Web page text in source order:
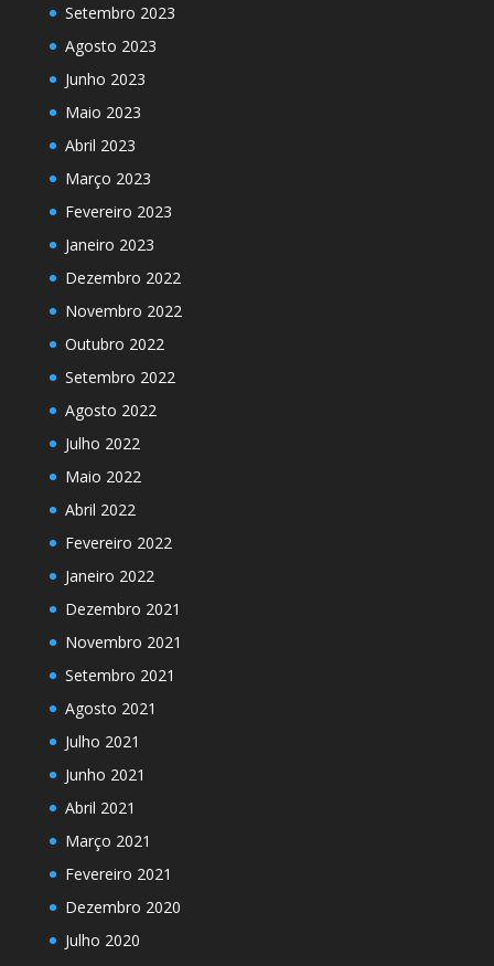
Setembro 2023
Agosto 2023
Junho 2023
Maio 2023
Abril 2023
Março 2023
Fevereiro 2023
Janeiro 2023
Dezembro 2022
Novembro 2022
Outubro 2022
Setembro 2022
Agosto 2022
Julho 2022
Maio 2022
Abril 2022
Fevereiro 2022
Janeiro 2022
Dezembro 2021
Novembro 2021
Setembro 2021
Agosto 2021
Julho 2021
Junho 2021
Abril 2021
Março 2021
Fevereiro 2021
Dezembro 2020
Julho 2020